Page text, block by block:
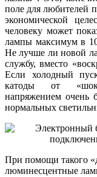
поле для любителей
экономической
человеку может
лампы максимум в
Не лучше ли новой
службу, вместо
Если холодный
катоды от
напряжением очень
нормальных
При помощи такого
люминесцентные